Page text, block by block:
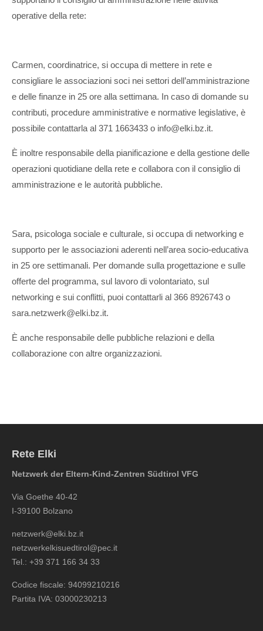
operative della rete:
Carmen, coordinatrice, si occupa di mettere in rete e
consigliare le associazioni soci nei settori dell’amministrazione
e delle finanze in 25 ore alla settimana. In caso di domande su
contributi, procedure amministrative e normative legislative, è
possibile contattarla al 371 1663433 o info@elki.bz.it.
È inoltre responsabile della pianificazione e della gestione delle
operazioni quotidiane della rete e collabora con il consiglio di
amministrazione e le autorità pubbliche.
Sara, psicologa sociale e culturale, si occupa di networking e
supporto per le associazioni aderenti nell’area socio-educativa
in 25 ore settimanali. Per domande sulla progettazione e sulle
offerte del programma, sul lavoro di volontariato, sul
networking e sui conflitti, puoi contattarli al 366 8926743 o
sara.netzwerk@elki.bz.it.
È anche responsabile delle pubbliche relazioni e della
collaborazione con altre organizzazioni.
Rete Elki
Netzwerk der Eltern-Kind-Zentren Südtirol VFG
Via Goethe 40-42
I-39100 Bolzano
netzwerk@elki.bz.it
netzwerkelkisuedtirol@pec.it
Tel.: +39 371 166 34 33
Codice fiscale: 94099210216
Partita IVA: 03000230213